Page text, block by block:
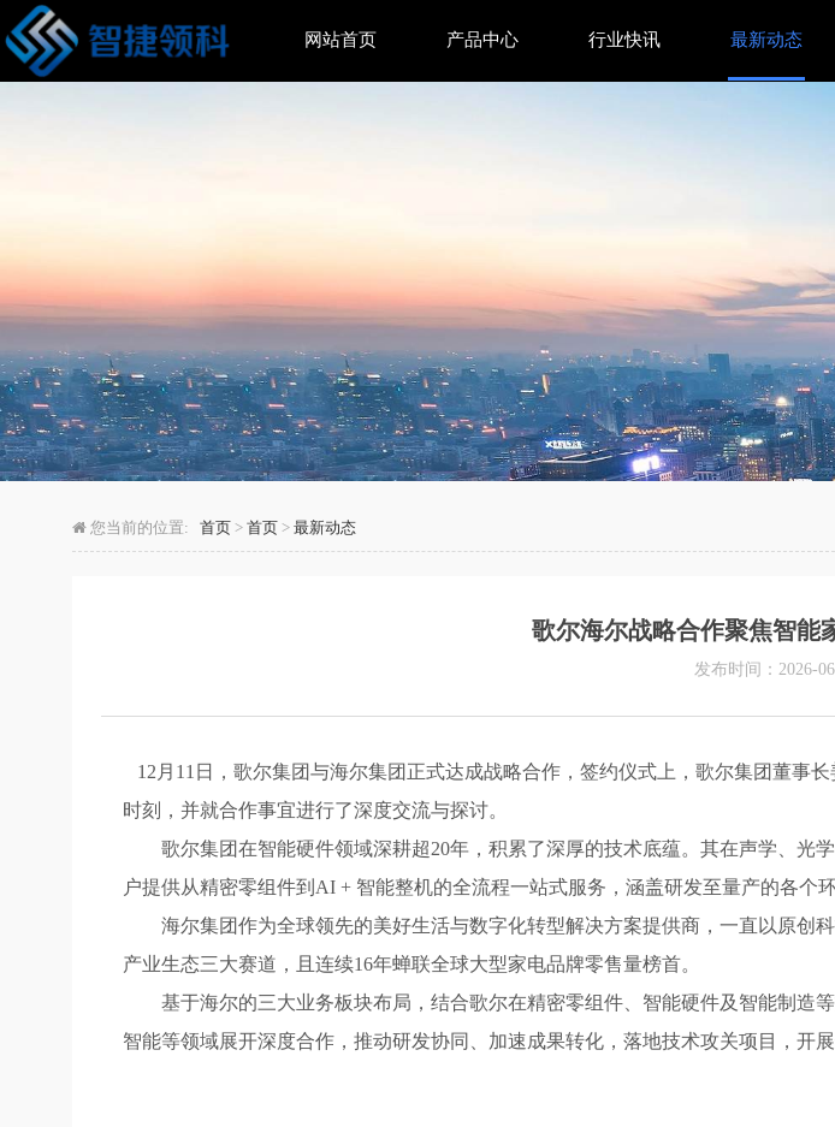
歌尔海尔战略合作聚焦智能家电，如
网站首页 产品中心 行业快讯 最新动态
您当前的位置: 首页 > 首页 > 最新动态
歌尔海尔战略合作聚焦智能
发布时间：2026-
12月11日，歌尔集团与海尔集团正式达成战略合作，签约仪式上，歌尔集团董事
时刻，并就合作事宜进行了深度交流与探讨。
歌尔集团在智能硬件领域深耕超20年，积累了深厚的技术底蕴。其在声学、光
户提供从精密零组件到AI + 智能整机的全流程一站式服务，涵盖研发至量产的各个环
海尔集团作为全球领先的美好生活与数字化转型解决方案提供商，一直以原创
产业生态三大赛道，且连续16年蝉联全球大型家电品牌零售量榜首。
基于海尔的三大业务板块布局，结合歌尔在精密零组件、智能硬件及智能制造
智能等领域展开深度合作，推动研发协同、加速成果转化，落地技术攻关项目，开